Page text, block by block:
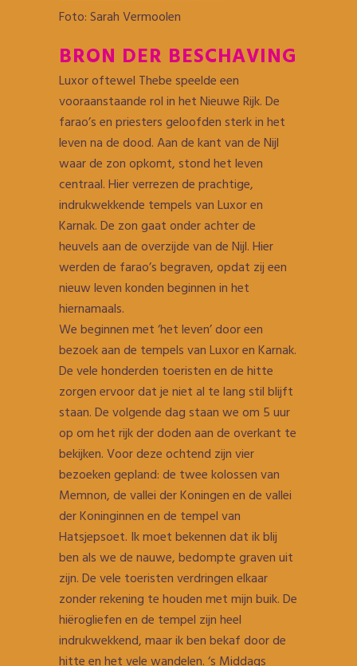
Foto: Sarah Vermoolen
BRON DER BESCHAVING
Luxor oftewel Thebe speelde een
vooraanstaande rol in het Nieuwe Rijk. De
farao’s en priesters geloofden sterk in het
leven na de dood. Aan de kant van de Nijl
waar de zon opkomt, stond het leven
centraal. Hier verrezen de prachtige,
indrukwekkende tempels van Luxor en
Karnak. De zon gaat onder achter de
heuvels aan de overzijde van de Nijl. Hier
werden de farao’s begraven, opdat zij een
nieuw leven konden beginnen in het
hiernamaals.
We beginnen met ‘het leven’ door een
bezoek aan de tempels van Luxor en Karnak.
De vele honderden toeristen en de hitte
zorgen ervoor dat je niet al te lang stil blijft
staan. De volgende dag staan we om 5 uur
op om het rijk der doden aan de overkant te
bekijken. Voor deze ochtend zijn vier
bezoeken gepland: de twee kolossen van
Memnon, de vallei der Koningen en de vallei
der Koninginnen en de tempel van
Hatsjepsoet. Ik moet bekennen dat ik blij
ben als we de nauwe, bedompte graven uit
zijn. De vele toeristen verdringen elkaar
zonder rekening te houden met mijn buik. De
hiërogliefen en de tempel zijn heel
indrukwekkend, maar ik ben bekaf door de